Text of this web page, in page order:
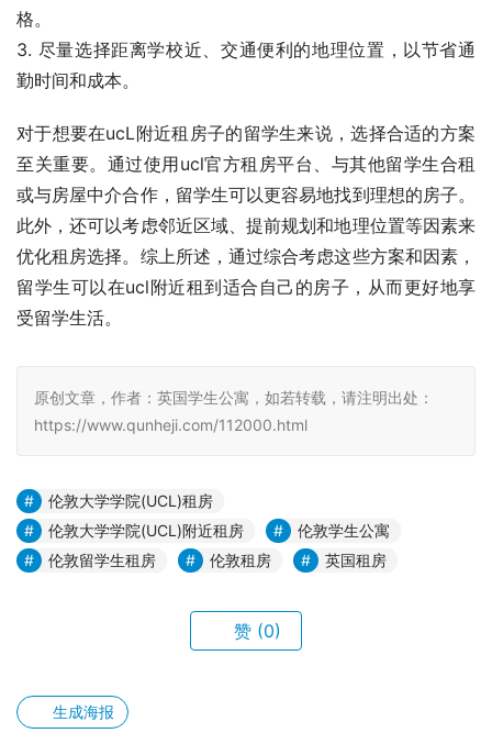
格。
3. 尽量选择距离学校近、交通便利的地理位置，以节省通
勤时间和成本。
对于想要在ucL附近租房子的留学生来说，选择合适的方案
至关重要。通过使用ucl官方租房平台、与其他留学生合租
或与房屋中介合作，留学生可以更容易地找到理想的房子。
此外，还可以考虑邻近区域、提前规划和地理位置等因素来
优化租房选择。综上所述，通过综合考虑这些方案和因素，
留学生可以在ucl附近租到适合自己的房子，从而更好地享
受留学生活。
原创文章，作者：英国学生公寓，如若转载，请注明出处：
https://www.qunheji.com/112000.html
伦敦大学学院(UCL)租房
伦敦大学学院(UCL)附近租房
伦敦学生公寓
伦敦留学生租房
伦敦租房 英国租房
赞 (0)
生成海报